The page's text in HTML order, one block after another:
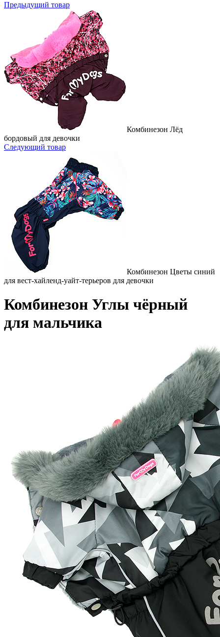
Предыдущий товар
Комбинезон Лёд
бордовый для девочки
Следующий товар
Комбинезон Цветы синий
для вест-хайленд-уайт-терьеров для девочки
Комбинезон Углы чёрный
для мальчика